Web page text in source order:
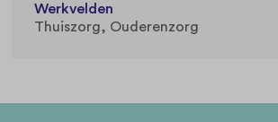
Werkvelden
Thuiszorg
Ouderenzorg